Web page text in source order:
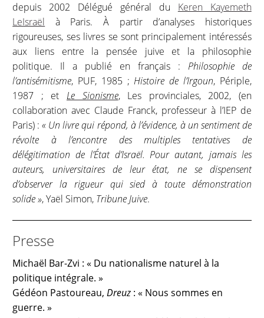
depuis 2002 Délégué général du Keren Kayemeth
LeIsraël à Paris. À partir d’analyses historiques
rigoureuses, ses livres se sont principalement intéressés
aux liens entre la pensée juive et la philosophie
politique. Il a publié en français : Philosophie de
l’antisémitisme, PUF, 1985 ;Histoire de l’Irgoun, Périple,
1987 ; et Le Sionisme, Les provinciales, 2002, (en
collaboration avec Claude Franck, professeur à l’IEP de
Paris) :« Un livre qui répond, à l’évidence, à un sentiment de
révolte à l’encontre des multiples tentatives de
délégitimation de l’État d’Israël. Pour autant, jamais les
auteurs, universitaires de leur état, ne se dispensent
d’observer la rigueur qui sied à toute démonstration
solide », Yaël Simon, Tribune Juive.
Presse
Michaël Bar-Zvi : « Du nationalisme naturel à la
politique intégrale. »
Gédéon Pastoureau,Dreuz : « Nous sommes en
guerre. »